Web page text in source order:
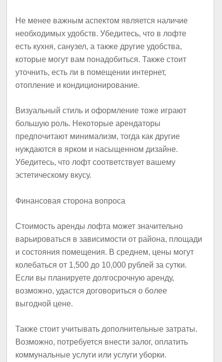
Не менее важным аспектом является наличие
необходимых удобств. Убедитесь, что в лофте
есть кухня, санузел, а также другие удобства,
которые могут вам понадобиться. Также стоит
уточнить, есть ли в помещении интернет,
отопление и кондиционирование.
Визуальный стиль и оформление тоже играют
большую роль. Некоторые арендаторы
предпочитают минимализм, тогда как другие
нуждаются в ярком и насыщенном дизайне.
Убедитесь, что лофт соответствует вашему
эстетическому вкусу.
Финансовая сторона вопроса
Стоимость аренды лофта может значительно
варьироваться в зависимости от района, площади
и состояния помещения. В среднем, цены могут
колебаться от 1,500 до 10,000 рублей за сутки.
Если вы планируете долгосрочную аренду,
возможно, удастся договориться о более
выгодной цене.
Также стоит учитывать дополнительные затраты.
Возможно, потребуется внести залог, оплатить
коммунальные услуги или услуги уборки.